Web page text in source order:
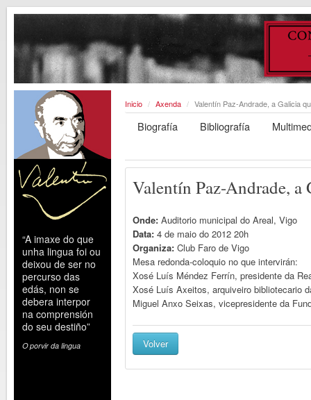
‘A cultura
futuro terá
“A imaxe do que
unha lingua foi ou
deixou de ser no
percurso das
edás, non se
debera interpor
na comprensión
do seu destiño”
O porvir da lingua
Inicio / Axenda / Valentín Paz-Andrade, a Galicia
Biografía Bibliografía
Valentín Paz-Andrade, a
Onde: Auditorio municipal do Areal, Vigo
Data: 4 de maio do 2012 20h
Organiza: Club Faro de Vigo
Mesa redonda-coloquio no que intervirán:
Xosé Luís Méndez Ferrín, presidente da
Xosé Luís Axeitos, arquiveiro bibliotecario
Miguel Anxo Seixas, vicepresidente da
Volver